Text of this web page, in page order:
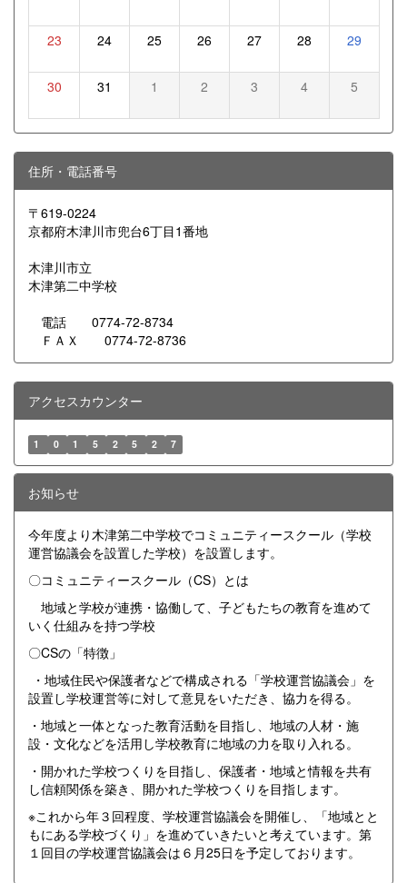
23 24 25 26 27 28 29
30 31 1 2 3 4 5
住所・電話番号
〒619-0224
京都府木津川市兜台6丁目1番地
木津川市立
木津第二中学校
電話 0774-72-8734
ＦＡＸ 0774-72-8736
アクセスカウンター
1 0 1 5 2 5 2 7
お知らせ
今年度より木津第二中学校でコミュニティースクール（学校
運営協議会を設置した学校）を設置します。
〇コミュニティースクール（CS）とは
地域と学校が連携・協働して、子どもたちの教育を進めて
いく仕組みを持つ学校
〇CSの「特徴」
・地域住民や保護者などで構成される「学校運営協議会」を
設置し学校運営等に対して意見をいただき、協力を得る。
・地域と一体となった教育活動を目指し、地域の人材・施
設・文化などを活用し学校教育に地域の力を取り入れる。
・開かれた学校つくりを目指し、保護者・地域と情報を共有
し信頼関係を築き、開かれた学校つくりを目指します。
※これから年３回程度、学校運営協議会を開催し、「地域とと
もにある学校づくり」を進めていきたいと考えています。第
１回目の学校運営協議会は６月25日を予定しております。